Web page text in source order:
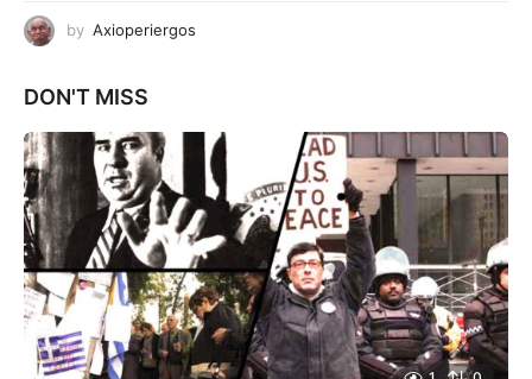
by Axioperiergos
DON'T MISS